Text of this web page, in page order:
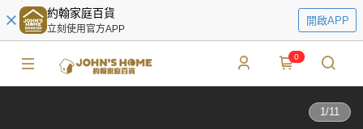
約翰家庭百貨
立刻使用官方APP
開啟APP
0
1/11